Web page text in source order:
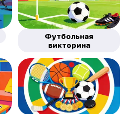
Футбольная
викторина